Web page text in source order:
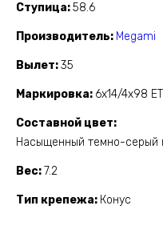
Ступица 58.6
Производитель Megami
Вылет 35
Маркировка 6x14/4x98
Составной цвет
Насыщенный темно-серый
Вес 7.2
Тип крепежа Конус